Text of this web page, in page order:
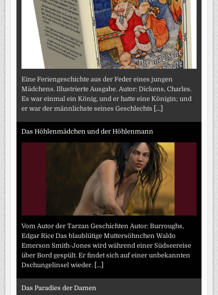
Eine Feriengeschichte aus der Feder eines jungen
Mädchens. Illustrierte Ausgabe. Autor: Dickens, Charles.
Es war einmal ein König, und er hatte eine Königin; und
er war der männlichste seines Geschlechts [...]
Das Höhlenmädchen und der Höhlenmann
Vom Autor der Tarzan Geschichten Autor: Burroughs,
Edgar Rice Das blaublütige Muttersöhnchen Waldo
Emerson Smith-Jones wird während einer Südseereise
über Bord gespült. Er findet sich auf einer unbekannten
Dschungelinsel wieder. [...]
Das Paradies der Damen